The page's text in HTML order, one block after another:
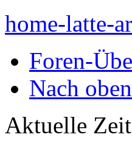
home-latte-
Foren-
Nach oben
Aktuelle